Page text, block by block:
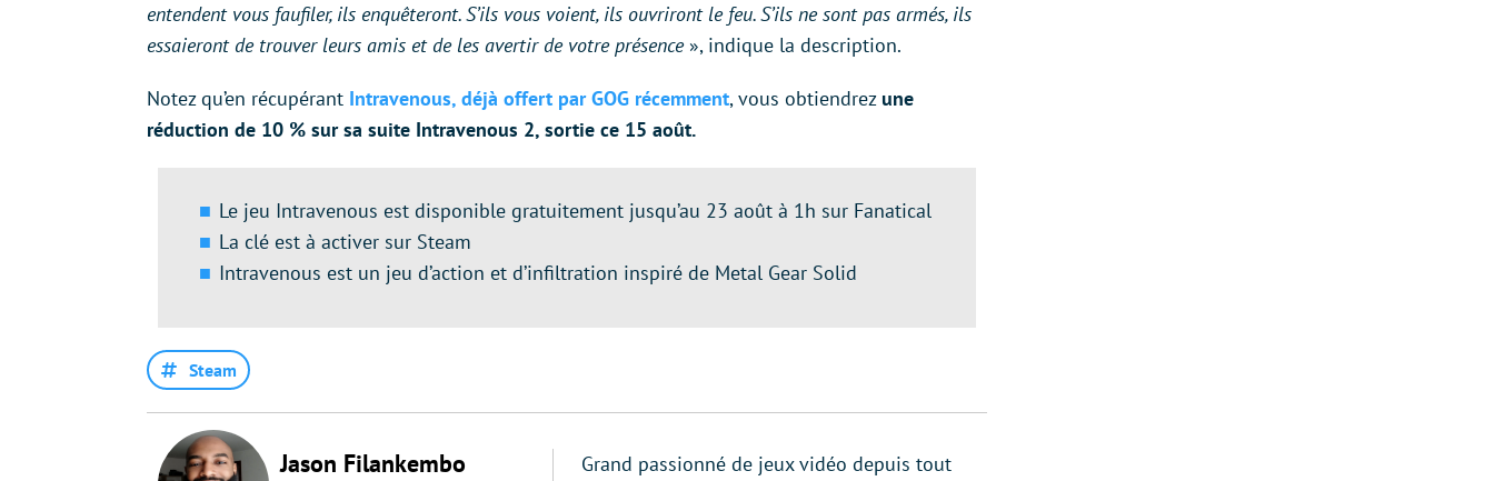
entendent vous faufiler, ils enquêteront. S’ils vous voient, ils ouvriront le feu. S’ils ne sont pas armés, ils
essaieront de trouver leurs amis et de les avertir de votre présence», indique la description.
Notez qu’en récupérant Intravenous, déjà offert par GOG récemment, vous obtiendrez une
réduction de 10 % sur sa suite Intravenous 2, sortie ce 15 août.
Le jeu Intravenous est disponible gratuitement jusqu’au 23 août à 1h sur Fanatical
La clé est à activer sur Steam
Intravenous est un jeu d’action et d’infiltration inspiré de Metal Gear Solid
Steam
Jason Filankembo
Grand passionné de jeux vidéo depuis tout